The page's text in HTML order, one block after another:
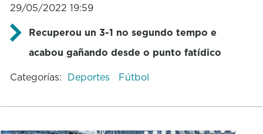
29/05/2022 19:59
Recuperou un 3-1 no segundo tempo e
acabou gañando desde o punto fatídico
Categorías: Deportes Fútbol